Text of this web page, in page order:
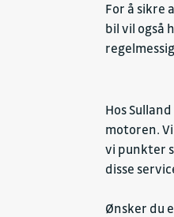
For å sikre
bil vil også
Hos
motoren.
vi punkter
disse
Ønsker du